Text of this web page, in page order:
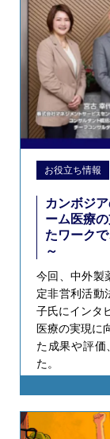
お役立ち情報
カンボジ
ーム医療
たワーク
～
今回、中外製
定非営利活
子氏にインタ
医療の実現に
た成果や評価
た。